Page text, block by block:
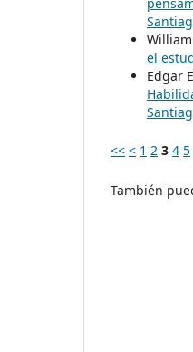
el
Edgar
<< < 1 2 3 4 5
También